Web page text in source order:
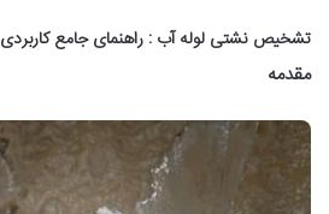
تشخیص نشتی لوله آب : راهنمای جامع کاربردی
مقدمه